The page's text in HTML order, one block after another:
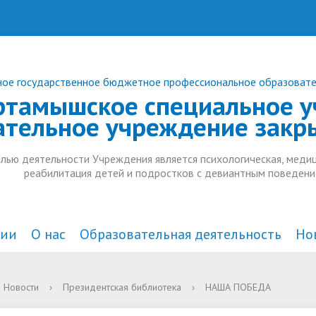
государственное бюджетное профессиональное
специальное
учреждение
деятельности Учреждения является психологическая,
реабилитация детей и подростков с девиантным
и органы управления
организацией
Документы
О нас
коррупции В СМИ
Образовательная деятельность
Анонсы
Новости › Президентская библиотека › НАША ПОБЕДА